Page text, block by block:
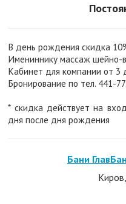
В день рождения скидка
Имениннику массаж шейно-
Кабинет для компании от 3
Бронирование по тел. 441-
* скидка действует на
дня после дня рождения
Бани